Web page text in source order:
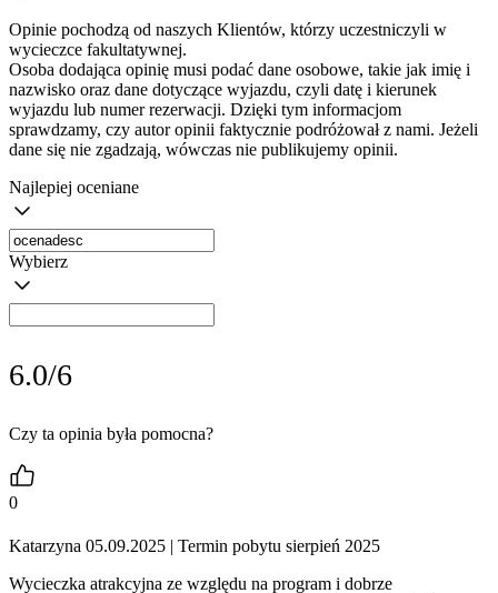
Opinie pochodzą od naszych Klientów, którzy uczestniczyli w
wycieczce fakultatywnej.
Osoba dodająca opinię musi podać dane osobowe, takie jak imię i
nazwisko oraz dane dotyczące wyjazdu, czyli datę i kierunek
wyjazdu lub numer rezerwacji. Dzięki tym informacjom
sprawdzamy, czy autor opinii faktycznie podróżował z nami. Jeżeli
dane się nie zgadzają, wówczas nie publikujemy opinii.
Najlepiej oceniane
Wybierz
6.0/6
Czy ta opinia była pomocna?
0
Katarzyna 05.09.2025 | Termin pobytu sierpień 2025
Wycieczka atrakcyjna ze względu na program i dobrze